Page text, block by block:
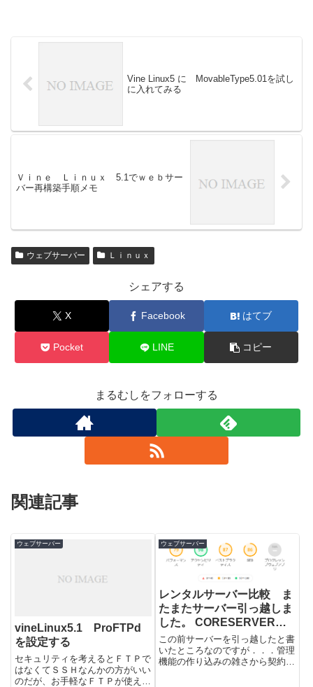
Vine Linux5 に MovableType5.01を試し
に入れてみる
Ｖｉｎｅ Ｌｉｎｕｘ 5.1でｗｅｂサー
バー再構築手順メモ
ウェブサーバー Ｌｉｎｕｘ
シェアする
X Facebook はてブ
Pocket LINE コピー
まるむしをフォローする
関連記事
ウェブサーバー
vineLinux5.1 ProFTPd
を設定する
セキュリティを考えるとＦＴＰで
はなくてＳＳＨなんかの方がいい
のだが、お手軽なＦＴＰが使えな
ウェブサーバー
レンタルサーバー比較 ま
たまたサーバー引っ越しま
した。 CORESERVER
CORE-X V2 さくらレン
タルサーバー スタンダー
ド
この前サーバーを引っ越したと書
いたところなのですが．．．管理
機能の作り込みの雑さから契約や